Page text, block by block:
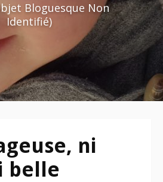
Bloguesque Non
Identifié)
ni
belle